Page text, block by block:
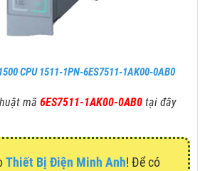
CPU 1511-1PN-6ES7511-1AK00-0AB0
mã 6ES7511-1AK00-0AB0 tại đây
Thiết Bị Điện Minh Anh! Để có